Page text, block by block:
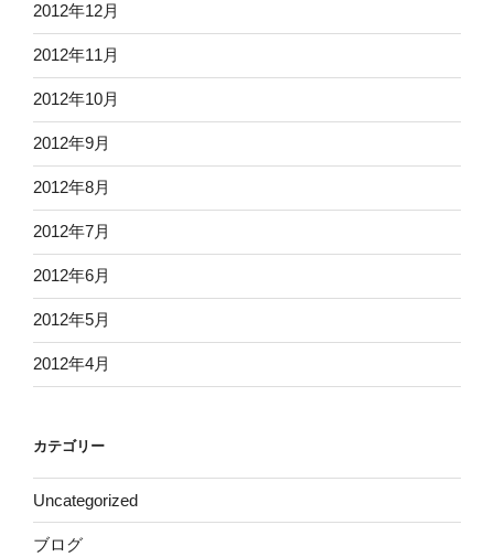
2012年12月
2012年11月
2012年10月
2012年9月
2012年8月
2012年7月
2012年6月
2012年5月
2012年4月
カテゴリー
Uncategorized
ブログ